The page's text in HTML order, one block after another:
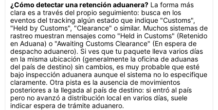
¿Cómo detectar una retención aduanera? La forma más
clara es a través del propio seguimiento: busca en los
eventos del tracking algún estado que indique "Customs",
"Held by Customs", "Clearance" o similar. Muchos sistemas de
rastreo muestran mensajes como "Held in Customs" (Retenido
en Aduana) o "Awaiting Customs Clearance" (En espera de
despacho aduanero). Si ves que tu paquete lleva varios días
en la misma ubicación (generalmente la oficina de aduanas
del país de destino) sin cambios, es muy probable que esté
bajo inspección aduanera aunque el sistema no lo especifique
claramente. Otra pista es la ausencia de movimientos
posteriores a la llegada al país de destino: si entró al país
pero no avanzó a distribución local en varios días, suele
indicar espera de trámite aduanero.